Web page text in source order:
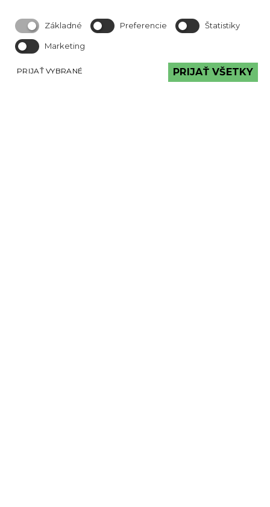
Okresný úrad Čadca
Číslo živnostenského registra: 520-32177
Obchodné podmineky
Základné Preferencie Štatistiky
Marketing
PRIJAŤ VYBRANÉ PRIJAŤ VŠETKY